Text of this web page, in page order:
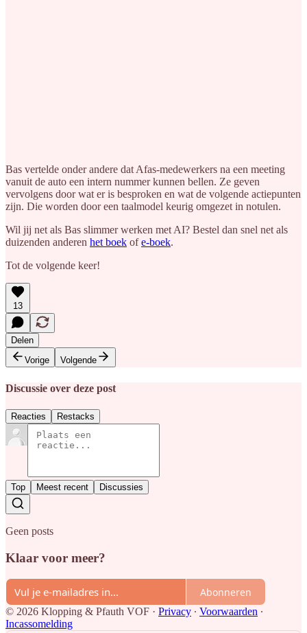
Bas vertelde onder andere dat Afas-medewerkers na een meeting
vanuit de auto een intern nummer kunnen bellen. Ze geven
vervolgens door wat er is besproken en wat de volgende actiepunten
zijn. Die worden door een taalmodel keurig omgezet in notulen.
Wil jij net als Bas slimmer werken met AI? Bestel dan snel net als
duizenden anderen het boek ofe-boek.
Tot de volgende keer!
13
Delen
Vorige
Volgende
Discussie over deze post
Reacties Restacks
Top Meest recent Discussies
Geen posts
Klaar voor meer?
Abonneren
© 2026 Klopping & Pfauth VOF · Privacy ∙ Voorwaarden ∙
Incassomelding